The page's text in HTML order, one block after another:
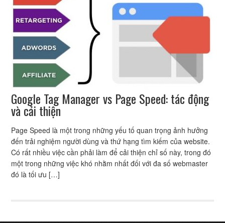
Google Tag Manager vs Page Speed: tác động
và cải thiện
Page Speed là một trong những yếu tố quan trọng ảnh hưởng
đến trải nghiệm người dùng và thứ hạng tìm kiếm của website.
Có rất nhiều việc cần phải làm để cải thiện chỉ số này, trong đó
một trong những việc khó nhằm nhất đối với đa số webmaster
đó là tối ưu […]